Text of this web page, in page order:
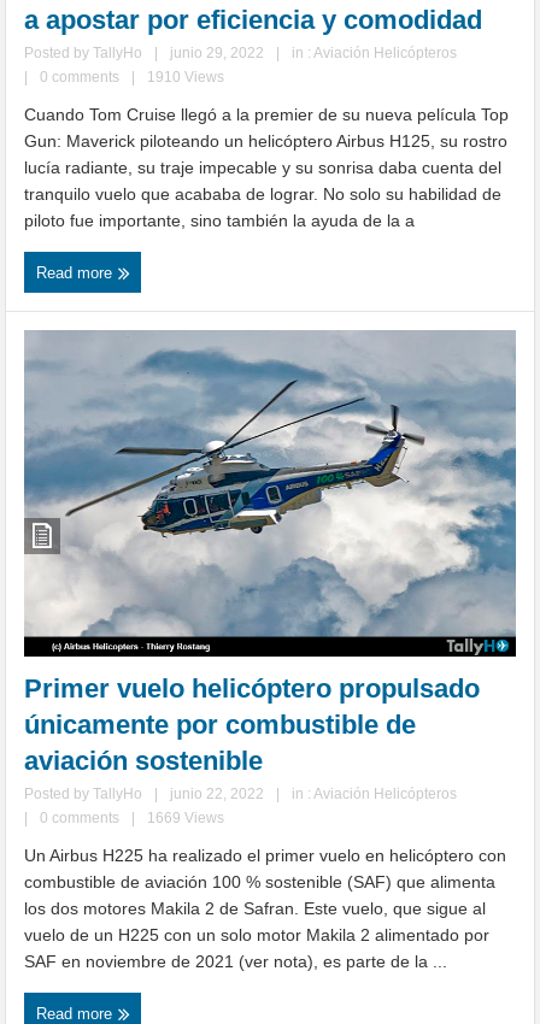
a apostar por eficiencia y comodidad
Posted byTallyHo | junio 29, 2022 | in :Aviación Helicópteros
|
0 comments | 1910 Views
Cuando Tom Cruise llegó a la premier de su nueva película Top
Gun: Maverick piloteando un helicóptero Airbus H125, su rostro
lucía radiante, su traje impecable y su sonrisa daba cuenta del
tranquilo vuelo que acababa de lograr. No solo su habilidad de
piloto fue importante, sino también la ayuda de la a
Read more
Primer vuelo helicóptero propulsado
únicamente por combustible de
aviación sostenible
Posted byTallyHo junio 22, 2022 in :Aviación Helicópteros
0 comments 1669 Views
Un Airbus H225 ha realizado el primer vuelo en helicóptero con
combustible de aviación 100 % sostenible (SAF) que alimenta
los dos motores Makila 2 de Safran. Este vuelo, que sigue al
vuelo de un H225 con un solo motor Makila 2 alimentado por
SAF en noviembre de 2021 (ver nota), es parte de la ...
Read more